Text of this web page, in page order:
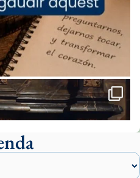
i Semproniana ens
de Tortosa, ha
la missa de Les